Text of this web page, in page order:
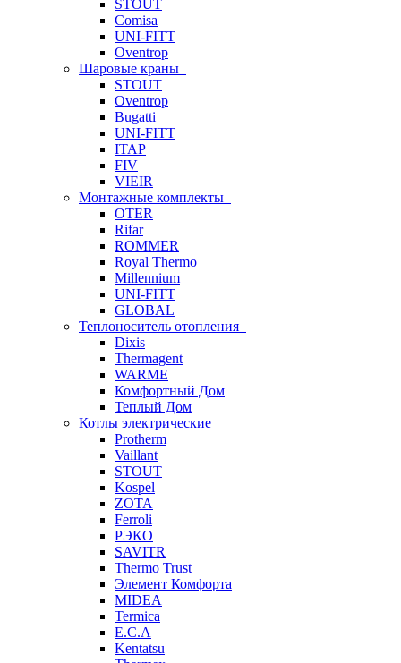
STOUT
Comisa
UNI-FITT
Oventrop
Шаровые краны
STOUT
Oventrop
Bugatti
UNI-FITT
ITAP
FIV
VIEIR
Монтажные комплекты
OTER
Rifar
ROMMER
Royal Thermo
Millennium
UNI-FITT
GLOBAL
Теплоноситель отопления
Dixis
Thermagent
WARME
Комфортный Дом
Теплый Дом
Котлы электрические
Protherm
Vaillant
STOUT
Kospel
ZOTA
Ferroli
РЭКО
SAVITR
Thermo Trust
Элемент Комфорта
MIDEA
Termica
E.C.A
Kentatsu